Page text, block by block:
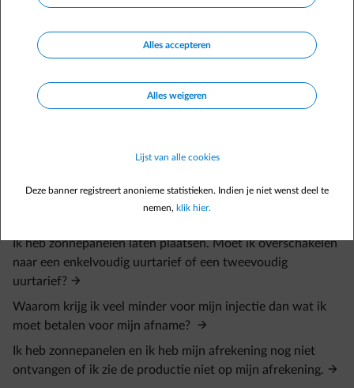
Veelgestelde vragen
Wil je meer advies over het plaatsen van zonnepanelen of
Aan wie moet ik de plaatsing van zonnepanelen melden?
Hoe lang moet ik wachten op de installatie van mijn
Ik heb zonnepanelen laten plaatsen. Moet ik overschakelen
naar een enkelvoudig uurtarief of een tweevoudig
uurtarief?
Waarom krijg ik veel minder voor mijn injectie dan wat ik
moet betalen voor mijn afname?
Ik heb zonnepanelen en ik heb mijn afrekening nog niet
ontvangen of ik zie de productie niet op mijn afrekening.
Alles accepteren
Alles weigeren
Lijst van alle cookies
Deze banner registreert anonieme statistieken. Indien je niet wenst deel te
nemen, klik hier.